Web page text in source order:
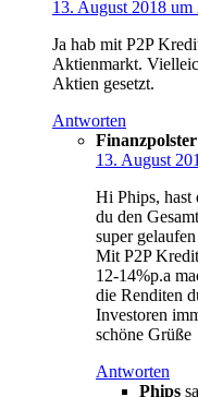
13. August 2018
Ja hab mit P2P
Aktienmarkt.
Aktien gesetzt.
Antworten
Finanzpolster
13. August
Hi Phips, hast
du den
super
Mit P2P
12-14%p.a
die Renditen
Investoren
schöne Grüße
Antworten
Phips